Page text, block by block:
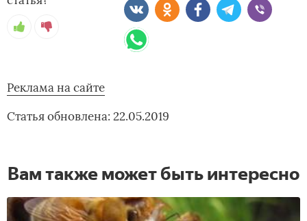
Реклама на сайте
Статья обновлена: 22.05.2019
Вам также может быть интересно